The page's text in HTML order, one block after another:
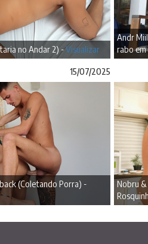
no Andar 2) -Visualizar
Andr
rabo
15/07/2025
(Coletando Porra) -
Nobru &